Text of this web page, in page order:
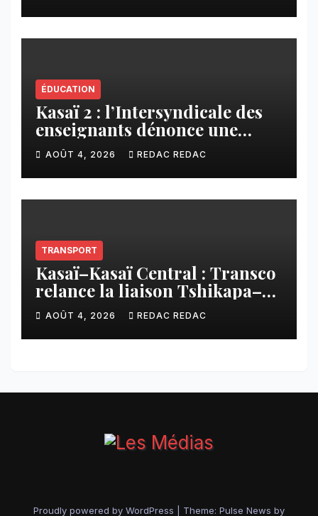
ÉDUCATION
Kasaï 2 : l’Intersyndicale des
enseignants dénonce une
contribution financière
imposée aux écoles de la
CNCA
AOÛT 4, 2026 REDAC REDAC
TRANSPORT
Kasaï–Kasaï Central : Transco
relance la liaison Tshikapa–
Tshiamu pour faciliter les
échanges
AOÛT 4, 2026 REDAC REDAC
Proudly powered by WordPress Theme: Pulse News by